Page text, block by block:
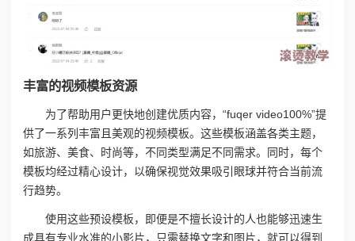
丰富的视频模板资源
为了帮助用户更快地创建优质内容，“fuqer video100%”提
供了一系列丰富且美观的视频模板。这些模板涵盖各类主题，
如旅游、美食、时尚等，不同类型满足不同需求。同时，每个
模板均经过精心设计，以确保视觉效果吸引眼球并符合当前流
行趋势。
使用这些预设模板，即便是不擅长设计的人也能够迅速生
成具有专业水准的小影片，只需替换文字和图片，就可以得到